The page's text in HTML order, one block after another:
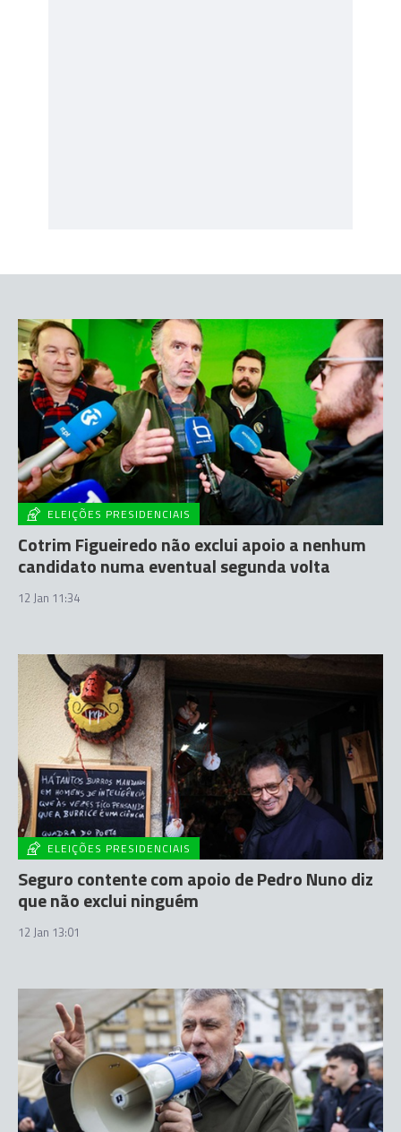
ELEIÇÕES PRESIDENCIAIS
Cotrim Figueiredo não exclui apoio a nenhum
candidato numa eventual segunda volta
12 Jan 11:34
ELEIÇÕES PRESIDENCIAIS
Seguro contente com apoio de Pedro Nuno diz
que não exclui ninguém
12 Jan 13:01